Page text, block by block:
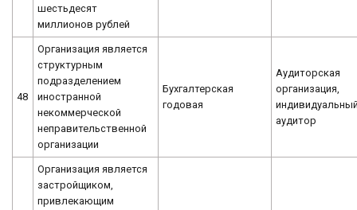
шестьдесят
миллионов рублей
48
Организация является
структурным
подразделением
иностранной
некоммерческой
неправительственной
организации
Бухгалтерская
годовая
Аудиторская
организация,
аудитор
Организация является
застройщиком,
привлекающим